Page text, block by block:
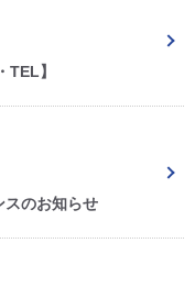
】
のお知らせ